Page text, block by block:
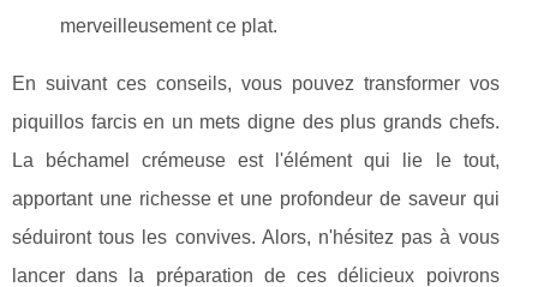
merveilleusement ce plat.
En suivant ces conseils, vous pouvez transformer vos
piquillos farcis en un mets digne des plus grands chefs.
La béchamel crémeuse est l'élément qui lie le tout,
apportant une richesse et une profondeur de saveur qui
séduiront tous les convives. Alors, n'hésitez pas à vous
lancer dans la préparation de ces délicieux poivrons